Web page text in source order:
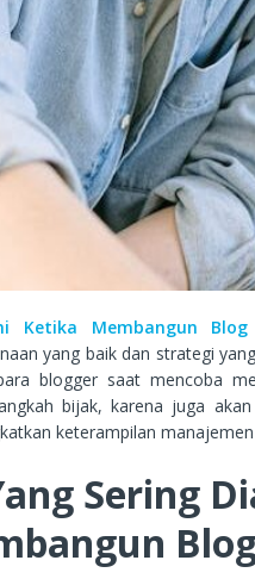
Ketika Membangun Blog
yang baik dan strategi
blogger saat mencoba
bijak, karena juga
keterampilan manajemen
Sering